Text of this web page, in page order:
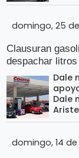
domingo, 25
Clausuran
despachar
Dale
Dale
domingo, 14